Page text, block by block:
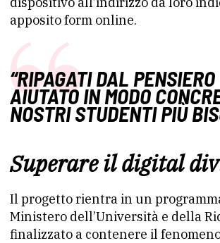
apposito form online.
“RIPAGATI DAL
AIUTATO IN MODO
NOSTRI STUDENTI PIÙ
Superare il digital
Il progetto rientra in un
Ministero dell’Università e della
finalizzato a contenere il